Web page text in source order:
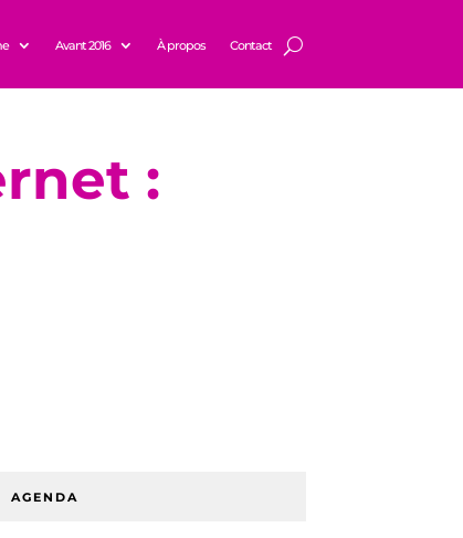
Avant 2016 À propos Contact
:
AGENDA